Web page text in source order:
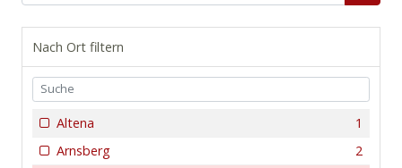
Nach Ort filtern
1
Altena
2
Arnsberg